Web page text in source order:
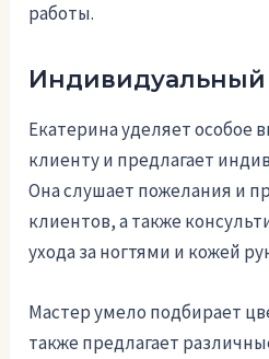
работы.
Индивидуальный
Екатерина уделяет особое
клиенту и предлагает
Она слушает пожелания и
клиентов, а также
ухода за ногтями и кожей
Мастер умело подбирает
также предлагает